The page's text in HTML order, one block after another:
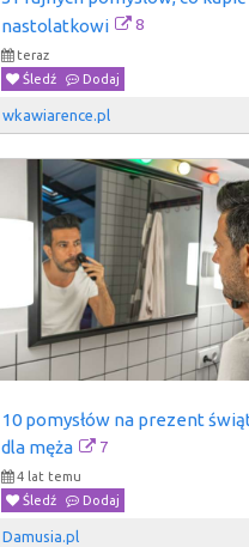
nastolatkowi
8
teraz
Śledź
Dodaj
wkawiarence.pl
10 pomysłów na prezent
dla męża
7
4 lat temu
Śledź
Dodaj
Damusia.pl